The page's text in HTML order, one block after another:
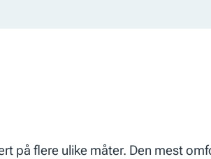
på flere ulike måter. Den mest